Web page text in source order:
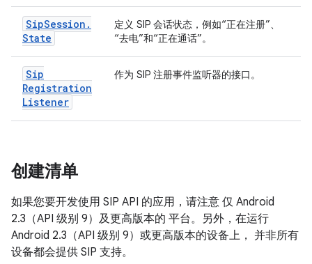
SipSession .
State
定义 SIP 会话状态，例如“正在注册”、
“去电”和“正在通话”。
Sip
Registration
Listener
作为 SIP 注册事件监听器的接口。
创建清单
如果您要开发使用 SIP API 的应用，请注意 仅 Android
2.3（API 级别 9）及更高版本的 平台。另外，在运行
Android 2.3（API 级别 9）或更高版本的设备上， 并非所有
设备都会提供 SIP 支持。